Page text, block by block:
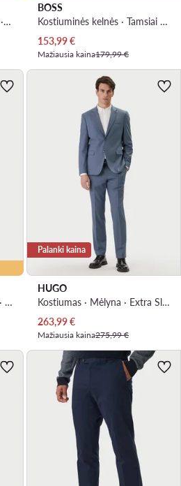
Kostiuminės kelnės · Smėlio · Regular Fit
BOSS
Kostiuminės kelnės · Tamsiai mėlyna · Slim Fit
Dabartinė kaina
153,99€
Mažiausia kaina179,99 €
Kostiumas · Tamsiai mėlyna · Extra Slim Fit
Palanki kaina
HUGO
Kostiumas · Mėlyna · Extra Slim Fit
Dabartinė kaina
263,99€
Mažiausia kaina275,99 €